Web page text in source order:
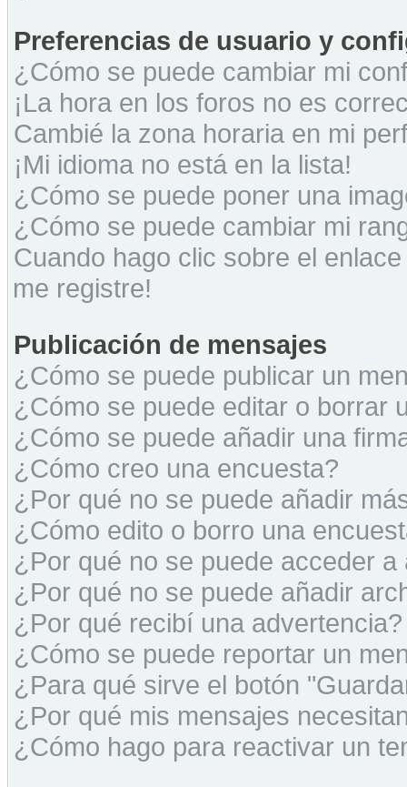
Preferencias de usuario y
¿Cómo se puede cambiar mi
¡La hora en los foros no es
Cambié la zona horaria en mi
¡Mi idioma no está en la lista!
¿Cómo se puede poner una
¿Cómo se puede cambiar mi
Cuando hago clic sobre el
me registre!
Publicación de mensajes
¿Cómo se puede publicar un
¿Cómo se puede editar o borrar
¿Cómo se puede añadir una
¿Cómo creo una encuesta?
¿Por qué no se puede añadir
¿Cómo edito o borro una
¿Por qué no se puede acceder a
¿Por qué no se puede añadir
¿Por qué recibí una advertencia?
¿Cómo se puede reportar un
¿Para qué sirve el botón
¿Por qué mis mensajes
¿Cómo hago para reactivar un